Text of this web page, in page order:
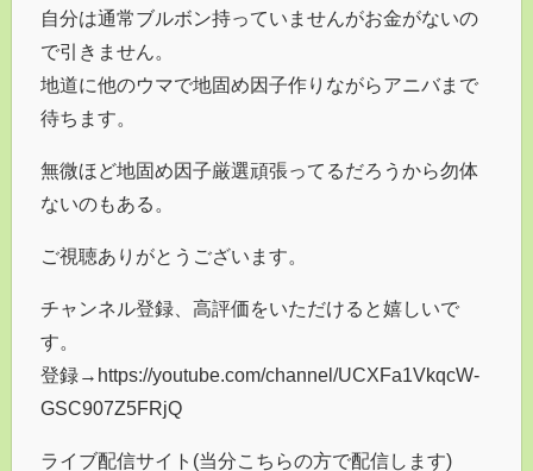
自分は通常ブルボン持っていませんがお金がないの
で引きません。
地道に他のウマで地固め因子作りながらアニバまで
待ちます。
無微ほど地固め因子厳選頑張ってるだろうから勿体
ないのもある。
ご視聴ありがとうございます。
チャンネル登録、高評価をいただけると嬉しいで
す。
登録→https://youtube.com/channel/UCXFa1VkqcW-
GSC907Z5FRjQ
ライブ配信サイト(当分こちらの方で配信します)